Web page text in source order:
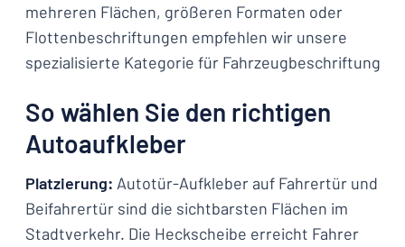
mehreren Flächen, größeren Formaten oder
Flottenbeschriftungen empfehlen wir unsere
spezialisierte Kategorie für Fahrzeugbeschriftung
So wählen Sie den richtigen
Autoaufkleber
Platzierung: Autotür-Aufkleber auf Fahrertür und
Beifahrertür sind die sichtbarsten Flächen im
Stadtverkehr. Die Heckscheibe erreicht Fahrer